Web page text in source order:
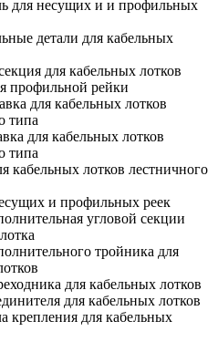
для несущих и и профильных
детали для кабельных
для кабельных лотков
профильной рейки
для кабельных лотков
типа
для кабельных лотков
типа
кабельных лотков лестничного
и профильных реек
угловой секции
тройника для
для кабельных лотков
для кабельных лотков
крепления для кабельных